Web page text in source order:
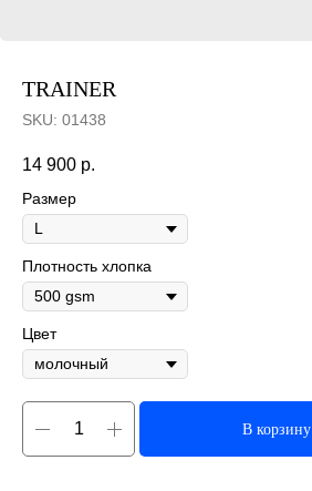
TRAINER
SKU: 01438
14 900 р.
Размер
Плотность хлопка
Цвет
В корзину